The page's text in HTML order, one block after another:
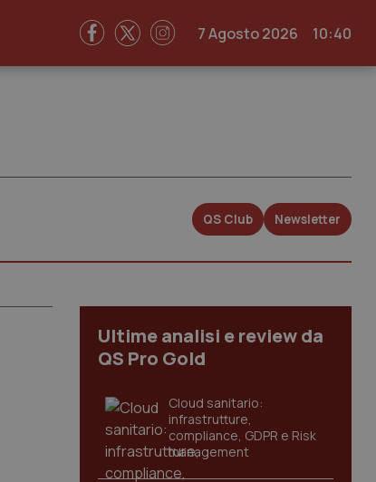
7 Agosto 2026 10:40
QS Club Newsletter
Ultime analisi e review da
QS Pro Gold
Cloud sanitario:
infrastrutture,
compliance, GDPR e Risk
management